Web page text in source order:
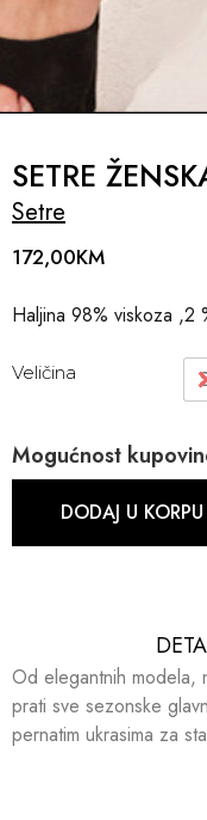
SETRE
Setre
172,00KM
Haljina 98% viskoza ,2
Veličina
Mogućnost
DODAJ U KORPU
Od elegantnih modela,
prati sve sezonske
pernatim ukrasima za